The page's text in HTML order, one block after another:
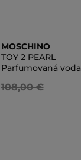
MOSCHINO
TOY 2 PEARL
Parfumovaná voda
108,00 €